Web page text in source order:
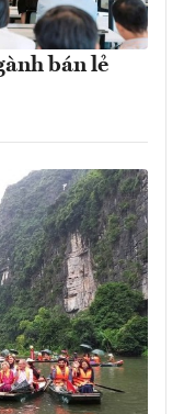
bán lẻ